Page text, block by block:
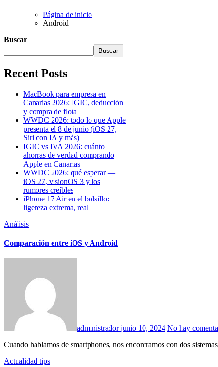
Página de inicio
Android
Buscar
Buscar
Recent Posts
MacBook para empresa en
Canarias 2026: IGIC, deducción
y compra de flota
WWDC 2026: todo lo que Apple
presenta el 8 de junio (iOS 27,
Siri con IA y más)
IGIC vs IVA 2026: cuánto
ahorras de verdad comprando
Apple en Canarias
WWDC 2026: qué esperar —
iOS 27, visionOS 3 y los
rumores creíbles
iPhone 17 Air en el bolsillo:
ligereza extrema, real
Análisis
Comparación entre iOS y Android
administradorjunio 10, 2024 No hay
Cuando hablamos de smartphones, nos encontramos con dos
Actualidad tips